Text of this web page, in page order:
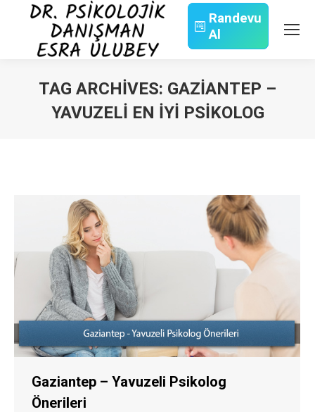
Randevu
Al
TAG ARCHIVES: GAZIANTEP –
YAVUZELI EN İYI PSIKOLOG
Gaziantep – Yavuzeli Psikolog
Önerileri